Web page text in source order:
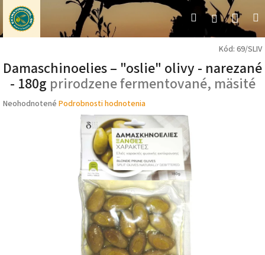
Prejsť
obsah
HľadaťPrihlásenie
Kód: 69/SLIV
Damaschinoelies – "oslie" olivy - narezané
- 180g prirodzene fermentované, mäsité
Priemerné
Neohodnotené Podrobnosti hodnotenia